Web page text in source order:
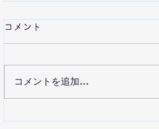
報酬と内発的動機付け 2
発的動機付けは自己有能感と自己
決定感から構成されていることが
です。「出来る」と思える、とい
コメント
コメントを追加…